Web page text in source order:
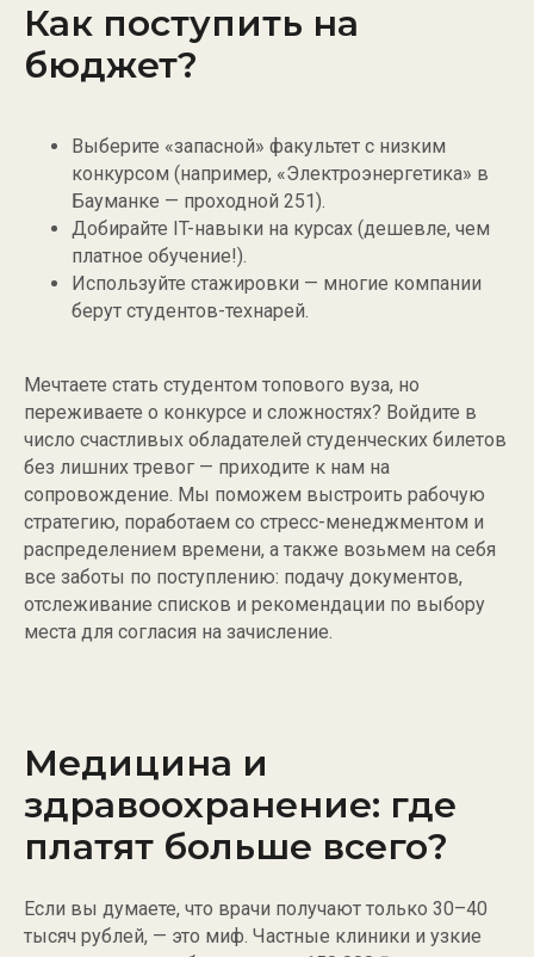
Как поступить на
бюджет?
Выберите «запасной» факультет с низким
конкурсом (например, «Электроэнергетика» в
Бауманке — проходной 251).
Добирайте IT-навыки на курсах (дешевле, чем
платное обучение!).
Используйте стажировки — многие компании
берут студентов-технарей.
Мечтаете стать студентом топового вуза, но
переживаете о конкурсе и сложностях? Войдите в
число счастливых обладателей студенческих билетов
без лишних тревог — приходите к нам на
сопровождение. Мы поможем выстроить рабочую
стратегию, поработаем со стресс-менеджментом и
распределением времени, а также возьмем на себя
все заботы по поступлению: подачу документов,
отслеживание списков и рекомендации по выбору
места для согласия на зачисление.
Медицина и
здравоохранение: где
платят больше всего?
Если вы думаете, что врачи получают только 30–40
тысяч рублей, — это миф. Частные клиники и узкие